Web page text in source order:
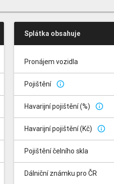
Splátka obsahuje
Pronájem vozidla
Pojištění info_outline
Havarijní pojištění (%) info_outline
Havarijní pojištění (Kč) info_outline
Pojištění čelního skla
Dálniční známku pro ČR